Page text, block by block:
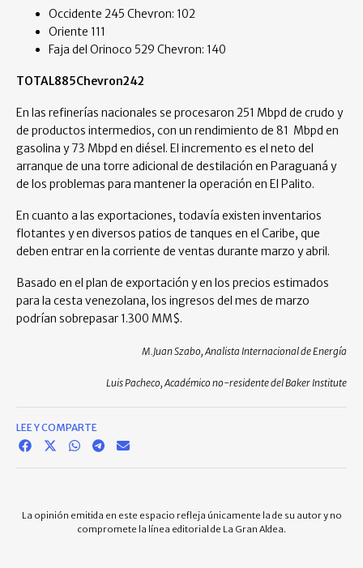
Occidente 245 Chevron: 102
Oriente 111
Faja del Orinoco 529 Chevron: 140
TOTAL885Chevron242
En las refinerías nacionales se procesaron 251 Mbpd de crudo y
de productos intermedios, con un rendimiento de 81 Mbpd en
gasolina y 73 Mbpd en diésel. El incremento es el neto del
arranque de una torre adicional de destilación en Paraguaná y
de los problemas para mantener la operación en El Palito.
En cuanto a las exportaciones, todavía existen inventarios
flotantes y en diversos patios de tanques en el Caribe, que
deben entrar en la corriente de ventas durante marzo y abril.
Basado en el plan de exportación y en los precios estimados
para la cesta venezolana, los ingresos del mes de marzo
podrían sobrepasar 1.300 MM$.
M.Juan Szabo, Analista Internacional de Energía
Luis Pacheco, Académico no-residente del Baker Institute
LEE Y COMPARTE
La opinión emitida en este espacio refleja únicamente la de su autor y no
compromete la línea editorial de La Gran Aldea.